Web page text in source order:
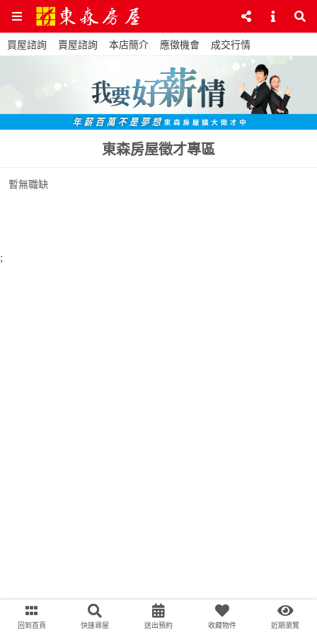
買屋諮詢 賣屋諮詢 本店簡介 應徵機會 成交行情
東森房屋徵才專區
暫無職缺
回到首頁 快速尋屋 送出預約 收藏物件 近期瀏覽
;